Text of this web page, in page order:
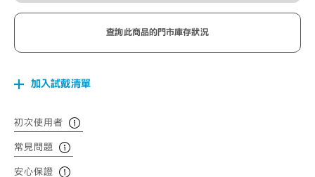
查詢此商品的門市庫存狀況
加入試戴清單
初次使用者
常見問題
安心保證